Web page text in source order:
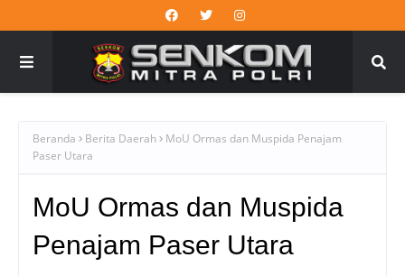
Beranda Berita Daerah
MoU Ormas dan Muspida Penajam
Paser Utara
MoU Ormas dan Muspida
Penajam Paser Utara